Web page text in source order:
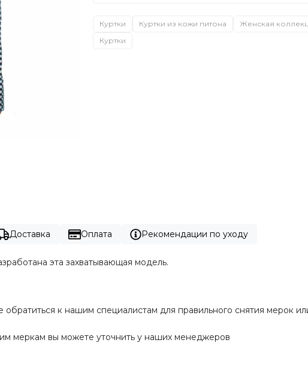
Куртки Куртки из кожи питона Женская
Куртки
Доставка Оплата Рекомендации по уходу
эта захватывающая модель.
к нашим специалистам для правильного снятия мерок
меркам вы можете уточнить у наших менеджеров